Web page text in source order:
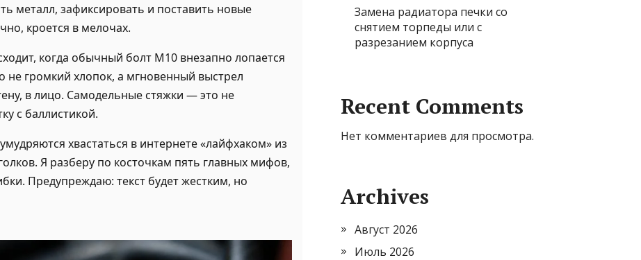
металл, зафиксировать и поставить новые
кроется в мелочах.
когда обычный болт М10 внезапно лопается
не громкий хлопок, а мгновенный выстрел
в лицо. Самодельные стяжки — это не
с баллистикой.
хвастаться в интернете «лайфхаком» из
Я разберу по косточкам пять главных мифов,
Предупреждаю: текст будет жестким, но
Замена радиатора печки со
снятием торпеды или с
разрезанием корпуса
Recent Comments
Нет комментариев для просмотра.
Archives
Август 2026
Июль 2026